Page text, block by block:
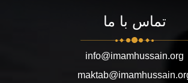
تماس با ما
info@imamhussain.org